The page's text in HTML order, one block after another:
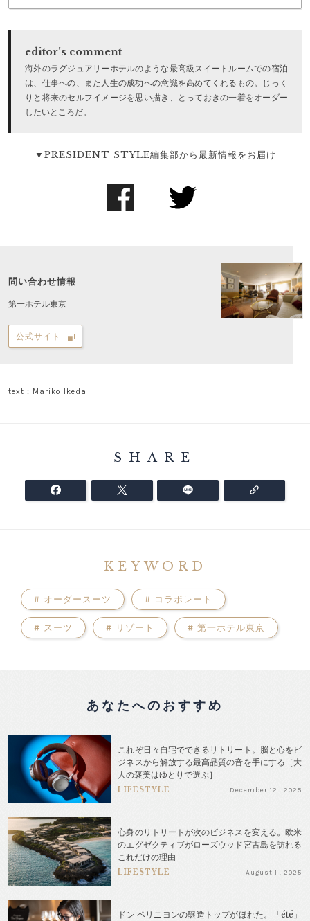
editor's comment
海外のラグジュアリーホテルのような最高級スイートルームでの宿泊
は、仕事への、また人生の成功への意識を高めてくれるもの。じっく
りと将来のセルフイメージを思い描き、とっておきの一着をオーダー
したいところだ。
▼PRESIDENT STYLE編集部から最新情報をお届け
問い合わせ情報
第一ホテル東京
公式サイト
text：Mariko Ikeda
SHARE
KEYWORD
# オーダースーツ # コラボレート
# スーツ # リゾート # 第一ホテル東京
あなたへのおすすめ
これぞ日々自宅でできるリトリート。脳と心をビ
ジネスから解放する最高品質の音を手にする［大
人の褒美はゆとりで選ぶ］
LIFESTYLE December 12 . 2025
心身のリトリートが次のビジネスを変える。欧米
のエグゼクティブがローズウッド宮古島を訪れる
これだけの理由
LIFESTYLE August 1 . 2025
ドン ペリニヨンの醸造トップがほれた。「été」